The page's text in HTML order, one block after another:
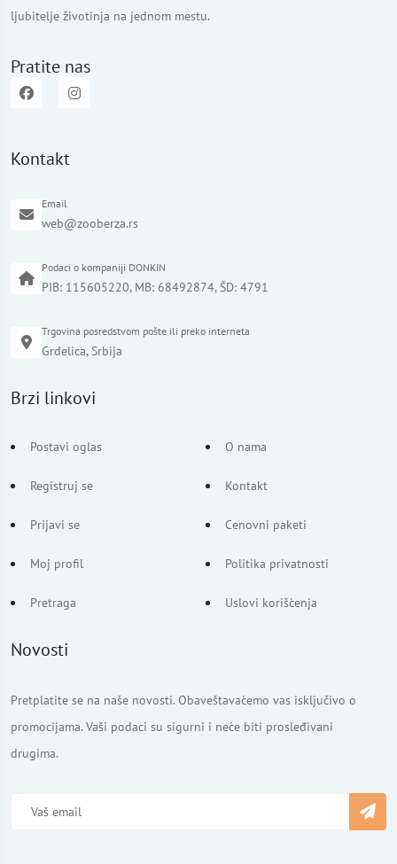
ljubitelje životinja na jednom mestu.
Pratite nas
Kontakt
Email
web@zooberza.rs
Podaci o kompaniji DONKIN
PIB: 115605220, MB: 68492874, ŠD: 4791
Trgovina posredstvom pošte ili preko interneta
Grdelica, Srbija
Brzi linkovi
Postavi oglas
Registruj se
Prijavi se
Moj profil
Pretraga
O nama
Kontakt
Cenovni paketi
Politika privatnosti
Uslovi korišćenja
Novosti
Pretplatite se na naše novosti. Obaveštavaćemo vas isključivo o
promocijama. Vaši podaci su sigurni i neće biti prosleđivani
drugima.